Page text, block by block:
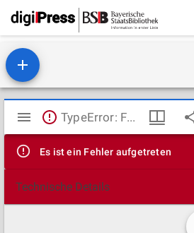
Mirador
Viewer
TypeError: Failed to fetch
Es ist ein Fehler aufgetreten
Technische Details